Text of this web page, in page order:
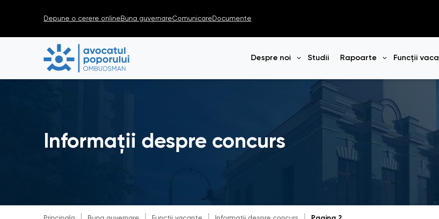
Depune o cerere online Buna guvernareComunicare Documente
Despre noi
Deschide meniul
Studii Rapoarte
Deschide
Funcții
Informații despre concurs